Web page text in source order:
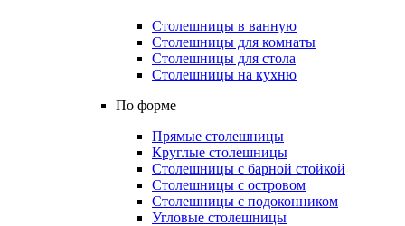
Столешницы в ванную
Столешницы для комнаты
Столешницы для стола
Столешницы на кухню
По форме
Прямые столешницы
Круглые столешницы
Столешницы с барной стойкой
Столешницы с островом
Столешницы с подоконником
Угловые столешницы